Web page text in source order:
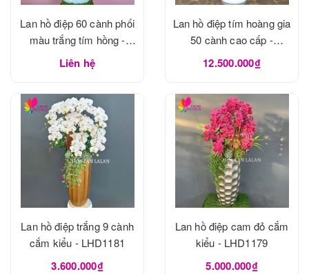
Lan hồ điệp 60 cành phối
màu trắng tím hồng -
LHD1183
Liên hệ
Lan hồ điệp tím hoàng gia
50 cành cao cấp -
LHD1182
12.500.000₫
Lan hồ điệp trắng 9 cành
cắm kiểu - LHD1181
3.600.000₫
Lan hồ điệp cam đỏ cắm
kiểu - LHD1179
5.000.000₫